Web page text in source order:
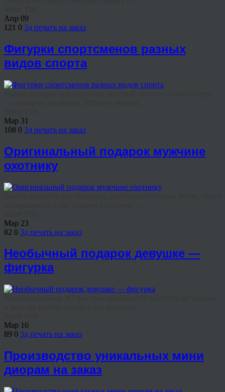
Апр 09
121 0 3д печать на заказ
Фигурки спортсменов разных
видов спорта
Мар 31
108 0 3д печать на заказ
Оригинальный подарок мужчине
охотнику
Мар 23
82 0 3д печать на заказ
Необычный подарок девушке —
фигурка
Мар 16
89 0 3д печать на заказ
Производство уникальных мини
диорам на заказ